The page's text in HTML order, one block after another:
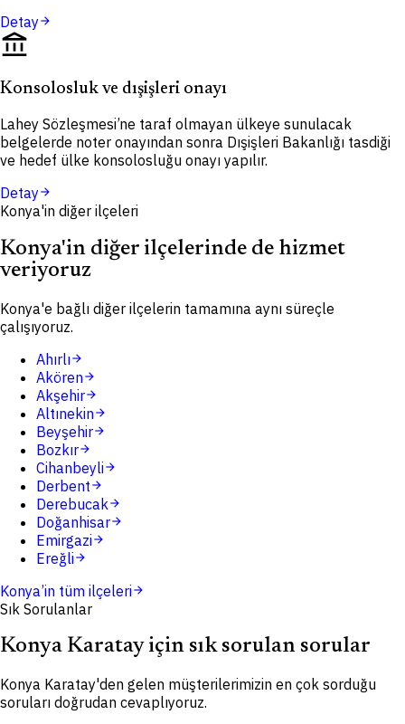
Detayarrow_forward
account_balance
Konsolosluk ve dışişleri onayı
Lahey Sözleşmesi’ne taraf olmayan ülkeye sunulacak
belgelerde noter onayından sonra Dışişleri Bakanlığı tasdiği
ve hedef ülke konsolosluğu onayı yapılır.
Detayarrow_forward
Konya'in diğer ilçeleri
Konya'in diğer ilçelerinde de hizmet
veriyoruz
Konya'e bağlı diğer ilçelerin tamamına aynı süreçle
çalışıyoruz.
Ahırlıarrow_forward
Akörenarrow_forward
Akşehirarrow_forward
Altınekinarrow_forward
Beyşehirarrow_forward
Bozkırarrow_forward
Cihanbeyliarrow_forward
Derbentarrow_forward
Derebucakarrow_forward
Doğanhisararrow_forward
Emirgaziarrow_forward
Ereğliarrow_forward
Konya’in tüm ilçeleriarrow_forward
Sık Sorulanlar
Konya Karatay için sık sorulan sorular
Konya Karatay'den gelen müşterilerimizin en çok sorduğu
soruları doğrudan cevaplıyoruz.